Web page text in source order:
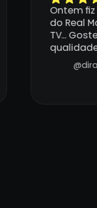
Ontem fiz
do Real
TV...
qualidade!
@diraldo